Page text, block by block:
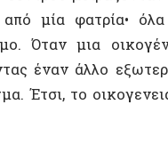
μετακινηθεί από
Tulou και τις